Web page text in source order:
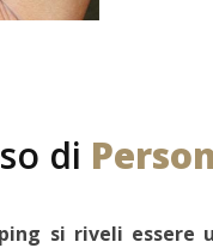
di
si riveli essere